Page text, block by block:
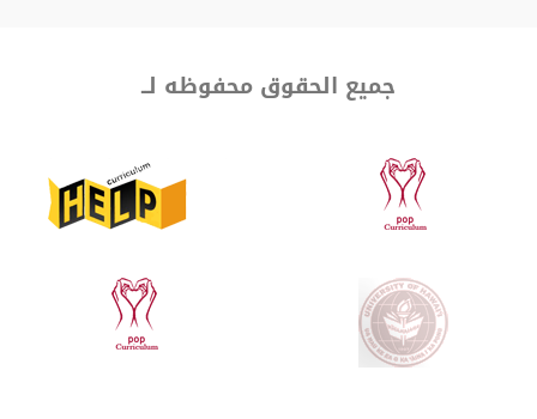
جميع الحقوق محفوظه لــ